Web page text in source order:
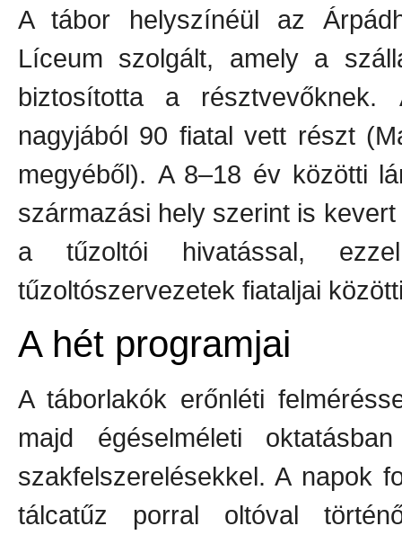
A tábor helyszínéül az
Líceum szolgált, amely a
biztosította a résztvevőknek.
nagyjából 90 fiatal vett részt
megyéből). A 8–18 év közötti
származási hely szerint is
a tűzoltói hivatással,
tűzoltószervezetek fiataljai
A hét programjai
A táborlakók erőnléti
majd égéselméleti
szakfelszerelésekkel. A napok
tálcatűz porral oltóval